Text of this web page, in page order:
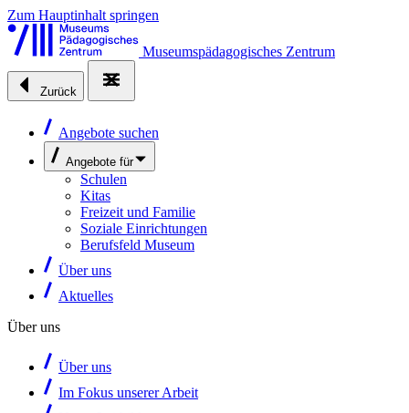
Zum Hauptinhalt springen
Museumspädagogisches Zentrum
Zurück
Angebote suchen
Angebote für
Schulen
Kitas
Freizeit und Familie
Soziale Einrichtungen
Berufsfeld Museum
Über uns
Aktuelles
Über uns
Über uns
Im Fokus unserer Arbeit